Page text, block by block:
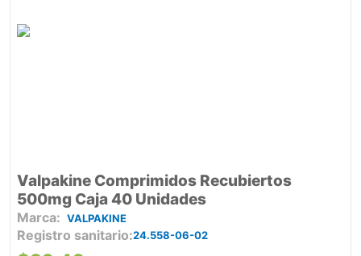
Valpakine Comprimidos Recubiertos
500mg Caja 40 Unidades
VALPAKINE
Registro sanitario 24.558-06-02